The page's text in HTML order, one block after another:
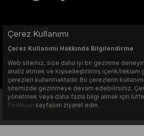
Bu web sitesi, Nihat
Çerez Kullanımı
Çerez Kullanımı Hakkında Bilgilendirme
Web sitemiz, size daha iyi bir gezinme
analiz etmek ve kişiselleştirilmiş içerik/reklam
çerezleri kullanmaktadır. Bu çerezlerin
sitemizde gezinmeye devam edebilirsiniz.
yönetmek veya daha fazla bilgi almak için
Politikası sayfasını ziyaret edin.